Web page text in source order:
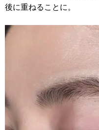
後に重ねることに。